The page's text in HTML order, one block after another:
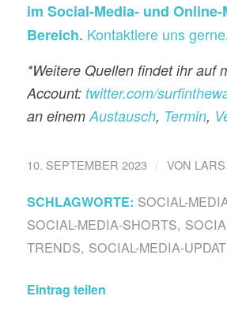
im Social-Media- und
Bereich. Kontaktiere uns gerne
*Weitere Quellen findet ihr auf
Account: twitter.com/
an einemAustausch, Termin,
10. SEPTEMBER 2023 / VON
SCHLAGWORTE: SOCIAL-
SOCIAL-MEDIA-SHORTS,
TRENDS, SOCIAL-MEDIA-
Eintrag teilen